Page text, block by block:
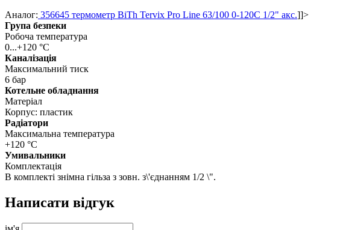
Аналог: 356645 термометр BiTh Tervix Pro Line 63/100 0-120C 1/2" акс.]]>
Група безпеки
Робоча температура
0...+120 °C
Каналізація
Максимальний тиск
6 бар
Котельне обладнання
Матеріал
Корпус: пластик
Радіатори
Максимальна температура
+120 °С
Умивальники
Комплектація
В комплекті знімна гільза з зовн. з\'єднанням 1/2 \".
Написати відгук